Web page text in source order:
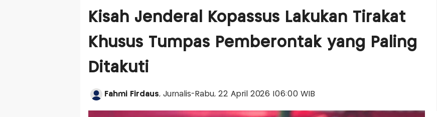
Kisah Jenderal Kopassus Lakukan Tirakat
Khusus Tumpas Pemberontak yang Paling
Ditakuti
Fahmi Firdaus, Jurnalis-Rabu, 22 April 2026 |06:00 WIB